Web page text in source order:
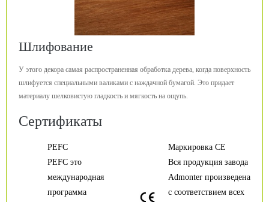
Шлифование
У этого декора самая распространенная обработка дерева, когда поверхность
шлифуется специальными валиками с наждачной бумагой. Это придает
материалу шелковистую гладкость и мягкость на ощупь.
Сертификаты
Маркировка CE
Вся продукция завода
Admonter произведена
с соответствием всех
PEFC
PEFC это
международная
программа